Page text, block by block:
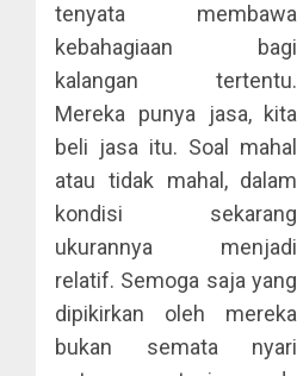
tenyata membawa
kebahagiaan bagi
kalangan tertentu.
Mereka punya jasa, kita
beli jasa itu. Soal mahal
atau tidak mahal, dalam
kondisi sekarang
ukurannya menjadi
relatif. Semoga saja yang
dipikirkan oleh mereka
bukan semata nyari